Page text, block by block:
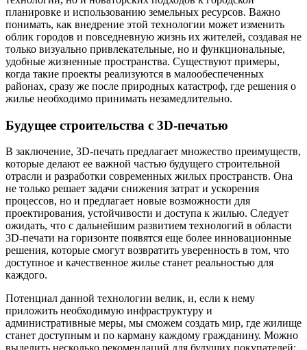
планировке и использованию земельных ресурсов. Важно
понимать, как внедрение этой технологии может изменить
облик городов и повседневную жизнь их жителей, создавая не
только визуально привлекательные, но и функциональные,
удобные жизненные пространства. Существуют примеры,
когда такие проекты реализуются в малообеспеченных
районах, сразу же после природных катастроф, где решения о
жилье необходимо принимать незамедлительно.
Будущее строительства с 3D-печатью
В заключение, 3D-печать предлагает множество преимуществ,
которые делают ее важной частью будущего строительной
отрасли и разработки современных жилых пространств. Она
не только решает задачи снижения затрат и ускорения
процессов, но и предлагает новые возможности для
проектирования, устойчивости и доступа к жилью. Следует
ожидать, что с дальнейшим развитием технологий в области
3D-печати на горизонте появятся еще более инновационные
решения, которые смогут возвратить уверенность в том, что
доступное и качественное жилье станет реальностью для
каждого.
Потенциал данной технологии велик, и, если к нему
приложить необходимую инфраструктуру и
административные меры, мы сможем создать мир, где жилище
станет доступным и по карману каждому гражданину. Можно